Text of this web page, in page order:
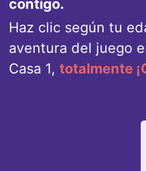
contigo.
Haz clic según tu
aventura del juego
Casa 1, totalmente